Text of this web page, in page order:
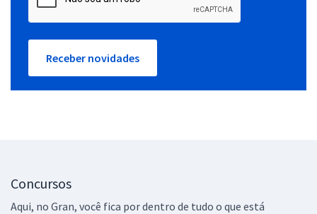
Receber novidades
Concursos
Aqui, no Gran, você fica por dentro de tudo o que está